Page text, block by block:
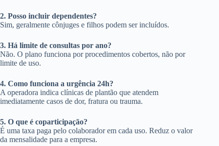
2. Posso incluir dependentes?
Sim, geralmente cônjuges e filhos podem ser incluídos.
3. Há limite de consultas por ano?
Não. O plano funciona por procedimentos cobertos, não por
limite de uso.
4. Como funciona a urgência 24h?
A operadora indica clínicas de plantão que atendem
imediatamente casos de dor, fratura ou trauma.
5. O que é coparticipação?
É uma taxa paga pelo colaborador em cada uso. Reduz o valor
da mensalidade para a empresa.